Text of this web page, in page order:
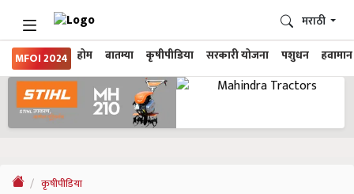
MFOI 2024 होम बातम्या कृषीपीडिया सरकारी योजना पशुधन हवामान
मराठी
कृषीपीडिया